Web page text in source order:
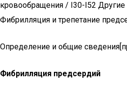
кровообращения / I30-I52
Фибрилляция и трепетание
Определение и общие
Фибрилляция предсердий